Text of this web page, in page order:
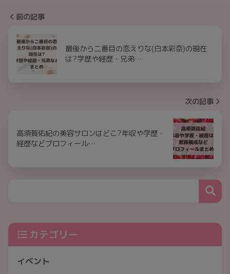
前の記事
最後から二番目の恋えりな(白本彩奈)の現在
は?学歴や経歴・兄弟…
次の記事
高須賀佑紀の美容サロンはどこ?年収や学歴・
経歴などプロフィール…
カテゴリー
イベント